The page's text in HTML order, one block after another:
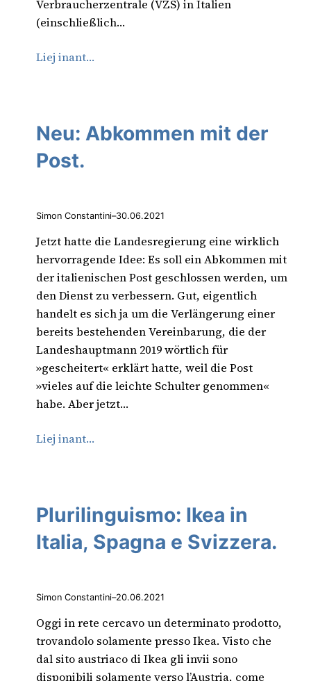
Verbraucherzentrale (VZS) in Italien
(einschließlich…
Liej inant…
Neu: Abkommen mit der
Post.
Simon Constantini–30.06.2021
Jetzt hatte die Landesregierung eine wirklich
hervorragende Idee: Es soll ein Abkommen mit
der italienischen Post geschlossen werden, um
den Dienst zu verbessern. Gut, eigentlich
handelt es sich ja um die Verlängerung einer
bereits bestehenden Vereinbarung, die der
Landeshauptmann 2019 wörtlich für
»gescheitert« erklärt hatte, weil die Post
»vieles auf die leichte Schulter genommen«
habe. Aber jetzt…
Liej inant…
Plurilinguismo: Ikea in
Italia, Spagna e Svizzera.
Simon Constantini–20.06.2021
Oggi in rete cercavo un determinato prodotto,
trovandolo solamente presso Ikea. Visto che
dal sito austriaco di Ikea gli invii sono
disponibili solamente verso l’Austria, come